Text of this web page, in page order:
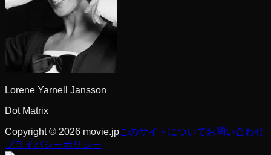
Lorene Yarnell Jansson
Dot Matrix
Copyright © 2026 movie.jpこのサイトについてお問い合わせ
プライバシーポリシー